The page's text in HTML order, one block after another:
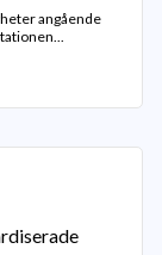
angående